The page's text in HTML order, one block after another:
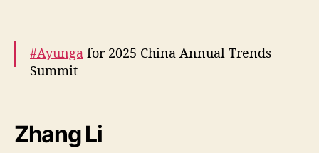
#Ayunga for 2025 China Annual Trends
Summit
pic.twitter.com/t6QeP4mA84
Zhang Li